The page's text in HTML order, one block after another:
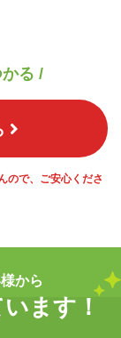
る /
ので、ご安心くださ
から
ます！